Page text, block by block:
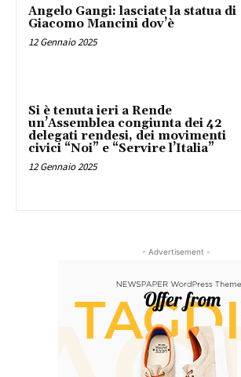
Angelo Gangi: lasciate la statua di
Giacomo Mancini dov’è
12 Gennaio 2025
Si è tenuta ieri a Rende
un’Assemblea congiunta dei 42
delegati rendesi, dei movimenti
civici “Noi” e “Servire l’Italia”
12 Gennaio 2025
- Advertisement -